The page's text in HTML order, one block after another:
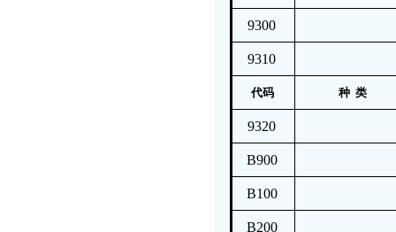
9300
9310
代码 种 类
9320
B900
B100
B200